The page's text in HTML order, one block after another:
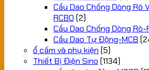
Cầu Dao Chống Dòng Rò
RCBO (2)
Cầu Dao Chống Dòng Rò-
Cầu Dao Tự Động-MCB
ổ cấm và phụ kiện (5)
Thiết Bị Điện Sino (1134)